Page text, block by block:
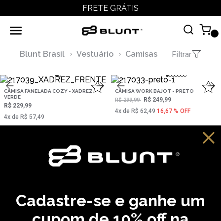
FRETE GRÁTIS
Blunt Brasil Vestuário Camisas Filtrar
CAMISA FANELADA COZY - XADREZ
VERDE
R$ 229,99
4‌x de R$ 57,49
CAMISA WORK BAJOT - PRETO
R$ 299,99 R$ 249,99
4‌x de R$ 62,49 16,67 % OFF
Cadastre-se e ganhe um
CADASTRE SEU EMAIL EM NOSSA NEWSLETTER E
RECEBA EM PRIMEIRA MÃO AS ULTIMAS NOVIDADES
CADASTRAR